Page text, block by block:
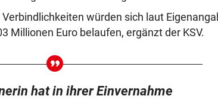
würden sich laut
Millionen Euro belaufen, ergänzt der KSV.
hat in ihrer Einvernahme